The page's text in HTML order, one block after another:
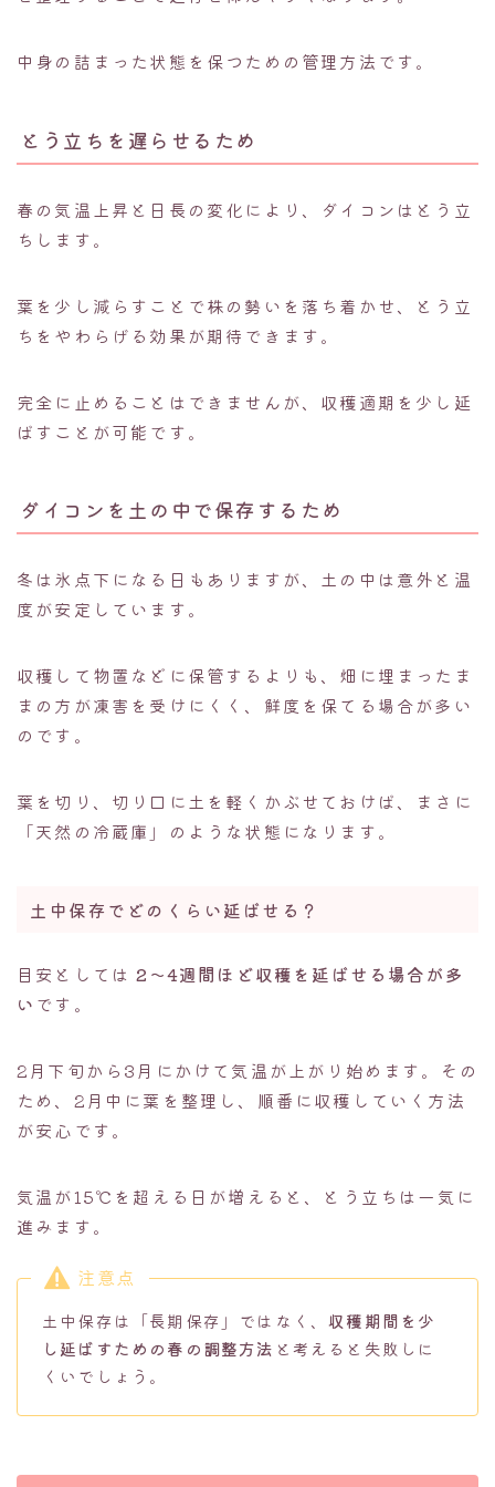
中身の詰まった状態を保つための管理方法です。
とう立ちを遅らせるため
春の気温上昇と日長の変化により、ダイコンはとう立
ちします。
葉を少し減らすことで株の勢いを落ち着かせ、とう立
ちをやわらげる効果が期待できます。
完全に止めることはできませんが、収穫適期を少し延
ばすことが可能です。
ダイコンを土の中で保存するため
冬は氷点下になる日もありますが、土の中は意外と温
度が安定しています。
収穫して物置などに保管するよりも、畑に埋まったま
まの方が凍害を受けにくく、鮮度を保てる場合が多い
のです。
葉を切り、切り口に土を軽くかぶせておけば、まさに
「天然の冷蔵庫」のような状態になります。
土中保存でどのくらい延ばせる？
目安としては2〜4週間ほど収穫を延ばせる場合が多
い です。
2月下旬から3月にかけて気温が上がり始めます。その
ため、2月中に葉を整理し、順番に収穫していく方法
が安心です。
気温が15℃を超える日が増えると、とう立ちは一気に
進みます。
注意点
土中保存は「長期保存」ではなく、収穫期間を少
し延ばすための春の調整方法 と考えると失敗しに
くいでしょう。